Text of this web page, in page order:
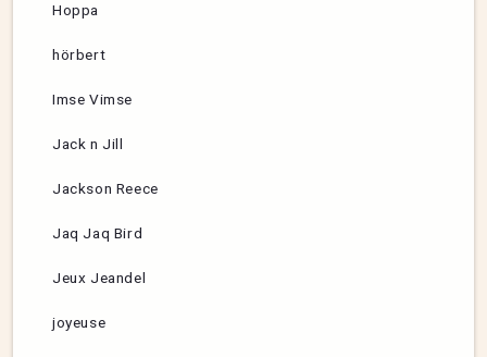
Hoppa
hörbert
Imse Vimse
Jack n Jill
Jackson Reece
Jaq Jaq Bird
Jeux Jeandel
joyeuse